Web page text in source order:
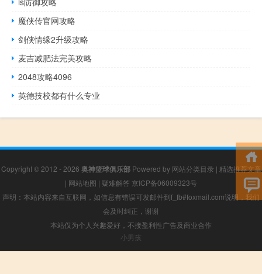
魔侠传官网攻略
剑侠情缘2升级攻略
麦吉减肥法完美攻略
2048攻略4096
英德技校都有什么专业
Copyright © 2012 - 2026 奥神篮球俱乐部Powered by 网站分类目录 | 精选推荐文章
| 网站地图 | 疑难解答 京ICP备06009323号
声明：本站内容来自互联网，如信息有错误可发邮件到f_fb#foxmail.com说明，我们
会及时纠正，谢谢
本站仅为个人兴趣爱好，不接盈利性广告及商业合作
小男孩